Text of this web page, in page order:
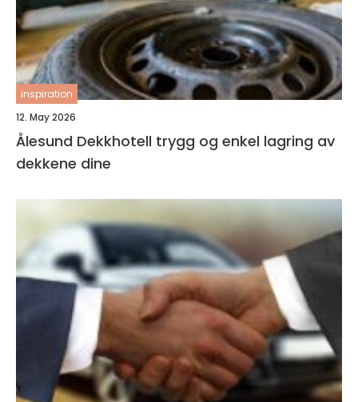
inspiration
12. May 2026
Ålesund Dekkhotell trygg og enkel lagring av
dekkene dine